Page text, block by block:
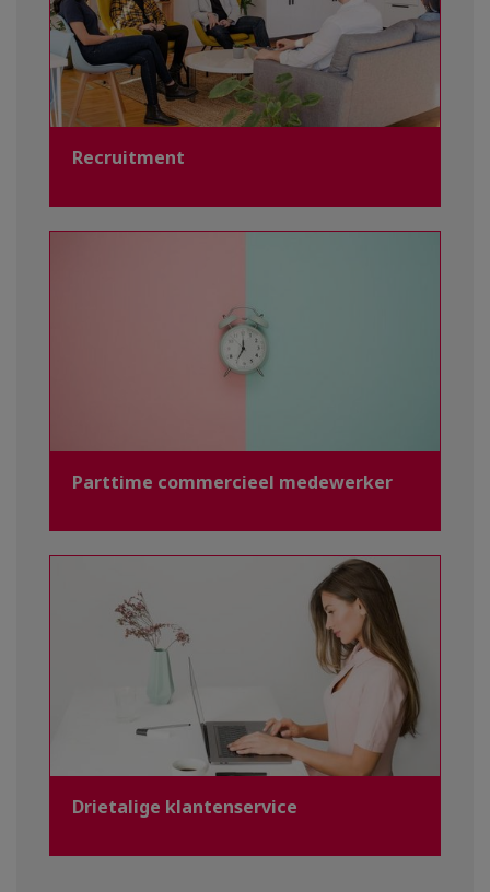
Recruitment
Parttime commercieel medewerker
Drietalige klantenservice